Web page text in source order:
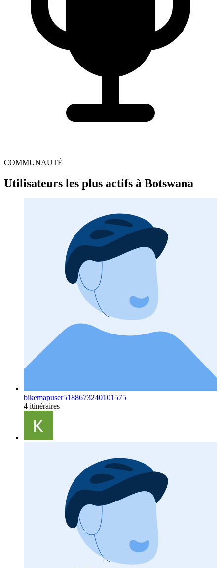
COMMUNAUTÉ
Utilisateurs les plus actifs à Botswana
bikemapuser5188673240101575
4 itinéraires